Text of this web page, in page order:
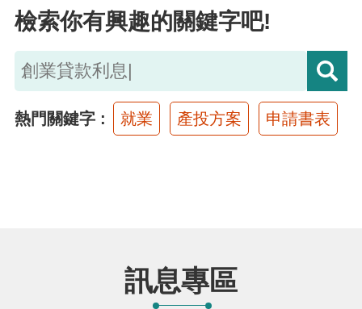
務
業
務
專
檢索你有興趣的關鍵字吧!
熱門關鍵字 就業 產投方案 申請書表
訊息專區